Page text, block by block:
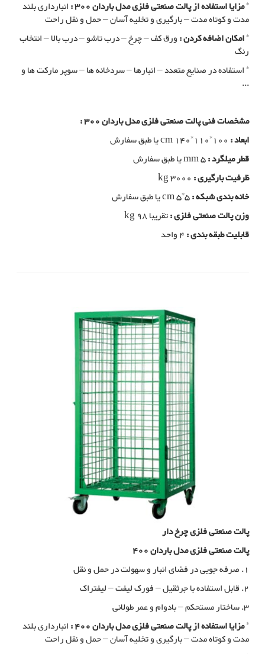
*مزایا استفاده از پالت صنعتی فلزی مدل باردان 300 :
انبارداری بلند
مدت و کوتاه مدت – بارگیری و تخلیه آسان – حمل و نقل راحت
*امکان اضافه کردن :ورق کف – چرخ – درب تاشو – درب بالا – انتخاب
رنگ
* استفاده در صنایع متعدد – انبارها – سردخانه ها – سوپر مارکت ها و
...
مشخصات فنی پالت صنعتی فلزی مدل باردان 300 :
ابعاد :
قطر میلگرد :mm 5 یا طبق سفارش
ظرفیت بارگیری :
خانه بندی شبکه :cm 5*5 یا طبق سفارش
وزن پالت صنعتی فلزی :تقریبا kg 98
قابلیت طبقه بندی :
پالت صنعتی فلزی چرخ دار
پالت صنعتی فلزی مدل باردان 400
1. صرفه جویی در فضای انبار و سهولت در حمل و نقل
2. قابل استفاده با جرثقیل – فورک لیفت – لیفتراک
3. ساختار مستحکم – بادوام و عمر طولانی
*مزایا استفاده از پالت صنعتی فلزی مدل باردان 400 :
انبارداری بلند
مدت و کوتاه مدت – بارگیری و تخلیه آسان – حمل و نقل راحت